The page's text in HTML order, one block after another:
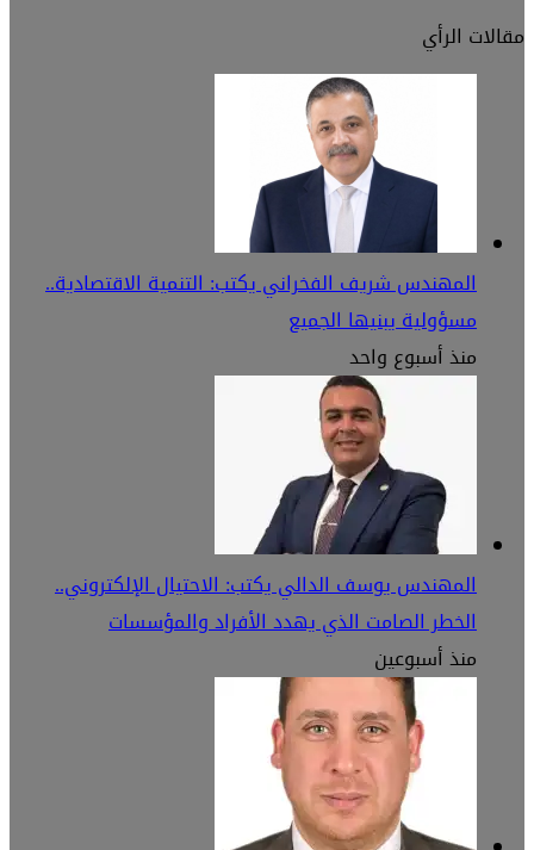
مقالات الرأي
المهندس شريف الفخراني يكتب: التنمية الاقتصادية..
مسؤولية يبنيها الجميع
منذ أسبوع واحد
المهندس يوسف الدالي يكتب: الاحتيال الإلكتروني..
الخطر الصامت الذي يهدد الأفراد والمؤسسات
منذ أسبوعين